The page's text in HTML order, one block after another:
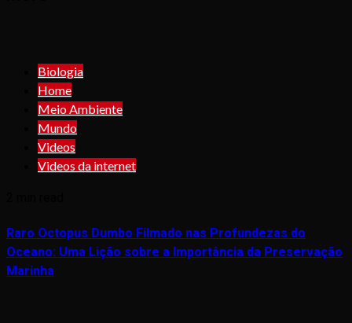
Biologia
Home
Meio Ambiente
Mundo
Videos
Videos da internet
Raro Octopus Dumbo Filmado nas Profundezas do
Oceano: Uma Lição sobre a Importância da Preservação
Marinha